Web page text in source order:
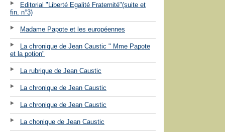
Editorial "Liberté Egalité Fraternité"(suite et
fin. n°3)
Madame Papote et les européennes
La chronique de Jean Caustic " Mme Papote
et la potion"
La rubrique de Jean Caustic
La chronique de Jean Caustic
La chronique de Jean Caustic
La chonique de Jean Caustic